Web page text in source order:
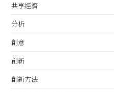
共享經濟
分析
創意
創新
創新方法